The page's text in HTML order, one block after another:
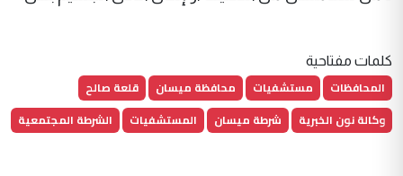
كلمات مفتاحية
المحافظات مستشفيات محافظة ميسان
قلعة صالح
وكالة نون الخبرية
شرطة ميسان المستشفيات الشرطة المجتمعية